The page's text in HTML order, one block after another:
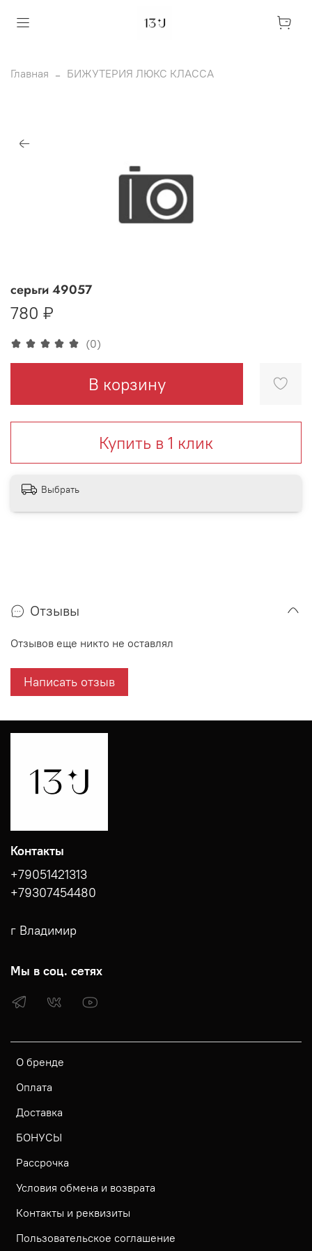
Главная БИЖУТЕРИЯ ЛЮКС КЛАССА
(0)
серьги 49057
780 ₽
В корзину
Купить в 1 клик
Выбрать
Отзывы
Отзывов еще никто не оставлял
Написать отзыв
О бренде
Оплата
Доставка
БОНУСЫ
Рассрочка
Условия обмена и возврата
Контакты и реквизиты
Пользовательское соглашение
Контакты
+79051421313
+79307454480
г Владимир
Мы в соц. сетях